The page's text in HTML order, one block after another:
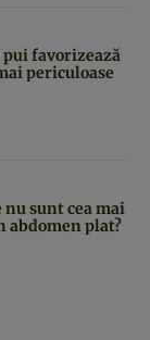
favorizează
periculoase
sunt cea mai
abdomen plat?